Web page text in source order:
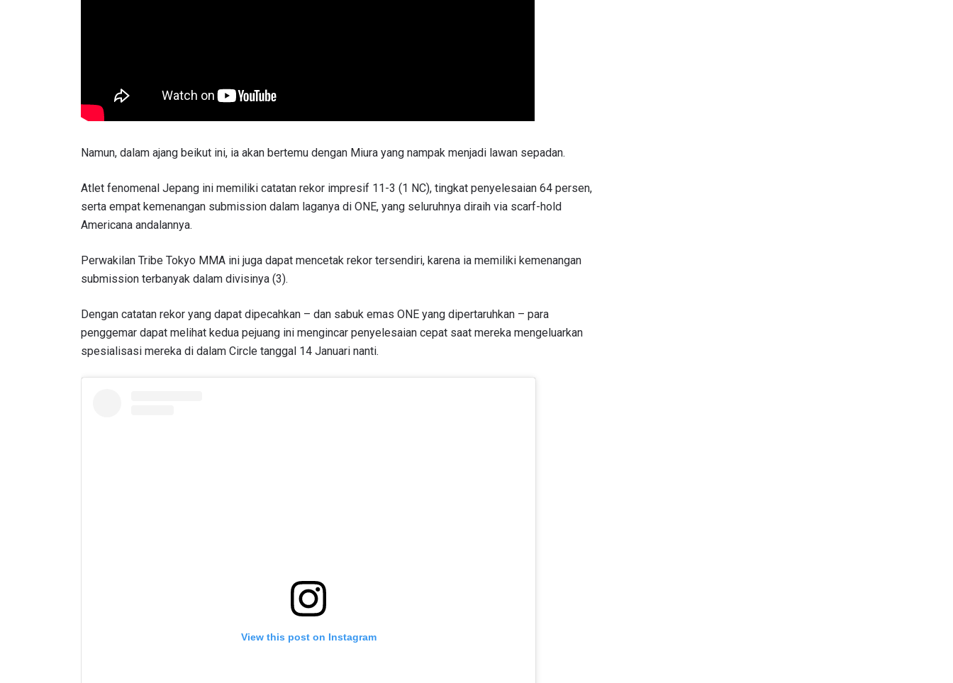
Namun, dalam ajang beikut ini, ia akan bertemu dengan Miura yang nampak menjadi lawan sepadan.
Atlet fenomenal Jepang ini memiliki catatan rekor impresif 11-3 (1 NC), tingkat penyelesaian 64 persen,
serta empat kemenangan submission dalam laganya di ONE, yang seluruhnya diraih via scarf-hold
Americana andalannya.
Perwakilan Tribe Tokyo MMA ini juga dapat mencetak rekor tersendiri, karena ia memiliki kemenangan
submission terbanyak dalam divisinya (3).
Dengan catatan rekor yang dapat dipecahkan – dan sabuk emas ONE yang dipertaruhkan – para
penggemar dapat melihat kedua pejuang ini mengincar penyelesaian cepat saat mereka mengeluarkan
spesialisasi mereka di dalam Circle tanggal 14 Januari nanti.
View this post on Instagram
GELARAN
IKUTI PERKEMBANGAN TERBARU
gelaran langsung kami.
EMAIL
NAMA